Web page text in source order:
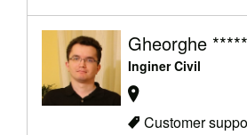
Gheorghe
Inginer Civil
Customer